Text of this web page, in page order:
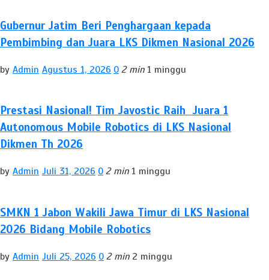
Gubernur Jatim Beri Penghargaan kepada
Pembimbing dan Juara LKS Dikmen Nasional 2026
by Admin Agustus 1, 2026 0 2 min 1 minggu
Prestasi Nasional! Tim Javostic Raih Juara 1
Autonomous Mobile Robotics di LKS Nasional
Dikmen Th 2026
by Admin Juli 31, 2026 0 2 min 1 minggu
SMKN 1 Jabon Wakili Jawa Timur di LKS Nasional
2026 Bidang Mobile Robotics
by Admin Juli 25, 2026 0 2 min 2 minggu